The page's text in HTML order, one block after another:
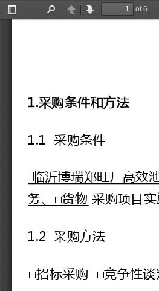
Toggle
PreviousNext
of 6
1.采购条件和方法
1.1  采购条件
临沂博瑞郑旺厂高效
务
□货物 采购项目
1.2  采购方法
□招标采购  □竞争性谈